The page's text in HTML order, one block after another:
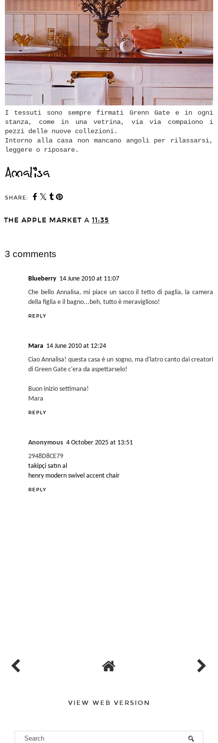
I tessuti sono sempre firmati Grenn Gate e in ogni
stanza, come in una vetrina, via via compaiono i
pezzi delle nuove collezioni.
Intorno alla casa non mancano angoli per rilassarsi,
leggere o riposare.
SHARE:
THE APPLE MARKET A 11:35
3 comments
Blueberry 14 June 2010 at 11:07
Che bello Annalisa, mi piace un sacco il tetto di paglia, la camera
della figlia e il bagno...beh, tutto è meraviglioso!
REPLY
Mara 14 June 2010 at 12:24
Ciao Annalisa! questa casa è un sogno, ma d'latro canto dai creatori
di Green Gate c'era da aspettarselo!
Buon inizio settimana!
Mara
REPLY
Anonymous 4 October 2025 at 13:51
2948D8CE79
takipçi satın al
henry modern swivel accent chair
REPLY
VIEW WEB VERSION